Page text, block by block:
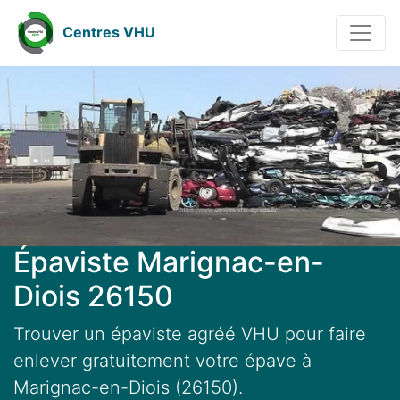
Centres VHU
Épaviste Marignac-en-
Diois 26150
Trouver un épaviste agréé VHU pour faire
enlever gratuitement votre épave à
Marignac-en-Diois (26150).